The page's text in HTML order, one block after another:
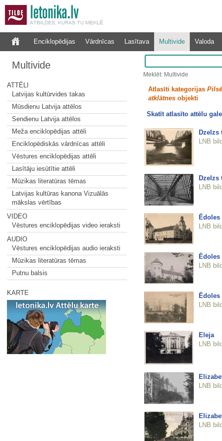
Enciklopēdijas Vārdnīcas Lasītava Multivide Valoda
Multivide
ATTĒLI
Latvijas kultūrvides takas
Mūsdienu Latvija attēlos
Sendienu Latvija attēlos
Meža enciklopēdijas attēli
Enciklopēdiskās vārdnīcas attēli
Vēstures enciklopēdijas attēli
Lasītāju iesūtītie attēli
Mūzikas literatūras tēmas
Latvijas kultūras kanona Vizuālās
mākslas vērtības
VIDEO
Vēstures enciklopēdijas video ieraksti
AUDIO
Vēstures enciklopēdijas audio ieraksti
Mūzikas literatūras tēmas
Putnu balsis
KARTE
Meklēt: Multivide
Atlasīti kategorijas
atklātnesobjekti
Skatīt atlasīto attēlu
Dzelzs
LNB
Dzelzs
LNB
Ēdoles
LNB
Ēdoles
LNB
Ēdoles
LNB
Eleja
LNB
LNB
LNB